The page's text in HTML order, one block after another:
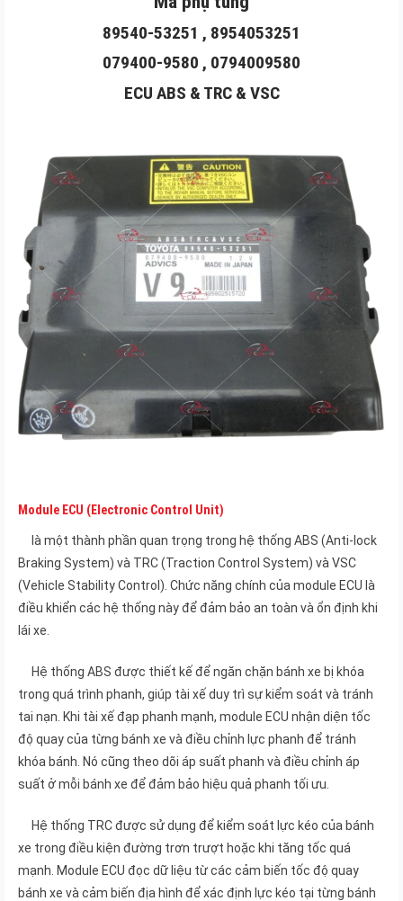
89540-53251 , 8954053251
079400-9580 , 0794009580
ECU ABS & TRC & VSC
Module ECU (Electronic Control Unit)
là một thành phần quan trọng trong hệ thống ABS (Anti-lock
Braking System) và TRC (Traction Control System) và VSC
(Vehicle Stability Control). Chức năng chính của module ECU là
điều khiển các hệ thống này để đảm bảo an toàn và ổn định khi
lái xe.
Hệ thống ABS được thiết kế để ngăn chặn bánh xe bị khóa
trong quá trình phanh, giúp tài xế duy trì sự kiểm soát và tránh
tai nạn. Khi tài xế đạp phanh mạnh, module ECU nhận diện tốc
độ quay của từng bánh xe và điều chỉnh lực phanh để tránh
khóa bánh. Nó cũng theo dõi áp suất phanh và điều chỉnh áp
suất ở mỗi bánh xe để đảm bảo hiệu quả phanh tối ưu.
Hệ thống TRC được sử dụng để kiểm soát lực kéo của bánh
xe trong điều kiện đường trơn trượt hoặc khi tăng tốc quá
mạnh. Module ECU đọc dữ liệu từ các cảm biến tốc độ quay
bánh xe và cảm biến địa hình để xác định lực kéo tại từng bánh